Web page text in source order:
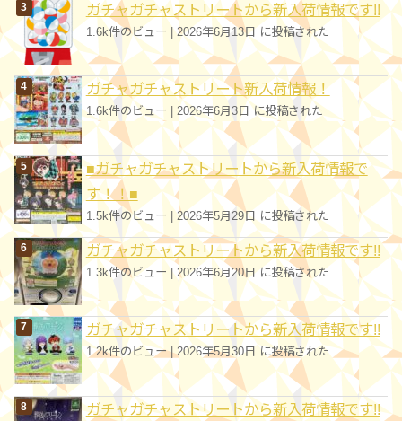
ガチャガチャストリートから新入荷情報です!!
1.6k件のビュー |2026年6月13日 に投稿された
ガチャガチャストリート新入荷情報！
1.6k件のビュー 2026年6月3日 に投稿された
■ガチャガチャストリートから新入荷情報で
す！！■
1.5k件のビュー |2026年5月29日 に投稿された
ガチャガチャストリートから新入荷情報です!!
1.3k件のビュー |2026年6月20日 に投稿された
ガチャガチャストリートから新入荷情報です!!
1.2k件のビュー|2026年5月30日 に投稿された
ガチャガチャストリートから新入荷情報です!!